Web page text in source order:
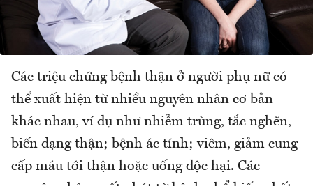
Các triệu chứng bệnh thận ở người phụ nữ có
thể xuất hiện từ nhiều nguyên nhân cơ bản
khác nhau, ví dụ như nhiễm trùng, tắc nghẽn,
biến dạng thận; bệnh ác tính; viêm, giảm cung
cấp máu tới thận hoặc uống độc hại. Các